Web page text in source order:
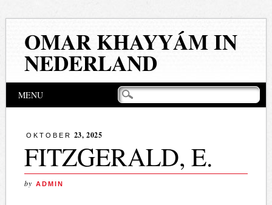
OMAR KHAYYÁM IN
NEDERLAND
Hoofdmenu
MENU
OKTOBER 23, 2025
FITZGERALD, E.
by ADMIN